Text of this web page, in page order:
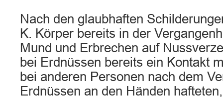
Nach den glaubhaften
K. Körper bereits in der
Mund und Erbrechen auf
bei Erdnüssen bereits ein Kontakt
bei anderen Personen nach dem
Erdnüssen an den Händen